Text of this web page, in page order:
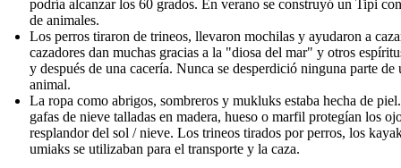
podría alcanzar los 60 grados. En verano se construyó un Tipi
de animales.
Los perros tiraron de trineos, llevaron mochilas y ayudaron a
cazadores dan muchas gracias a la "diosa del mar" y otros
y después de una cacería. Nunca se desperdició ninguna parte de
animal.
La ropa como abrigos, sombreros y mukluks estaba hecha de
gafas de nieve talladas en madera, hueso o marfil protegían los
resplandor del sol / nieve. Los trineos tirados por perros, los
umiaks se utilizaban para el transporte y la caza.